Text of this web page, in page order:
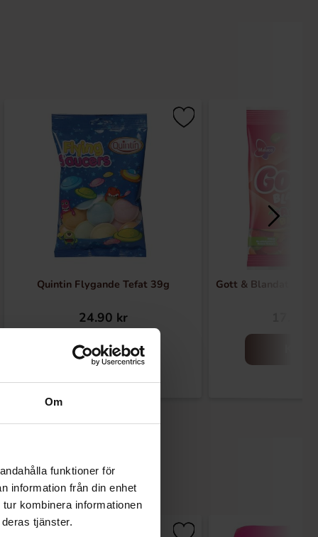
Om
funktioner för
information från din enhet
kombinera informationen
tjänster.
Quintin Flygande Tefat 39g
24.90 kr
Køb
Gott & Blandat